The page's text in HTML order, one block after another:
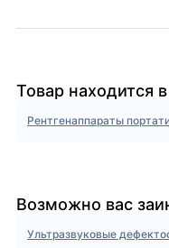
Товар находится
Рентгенаппараты
Возможно вас
Ультразвуковые